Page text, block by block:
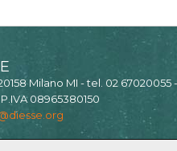
Milano MI - tel. 02 67020055
08965380150